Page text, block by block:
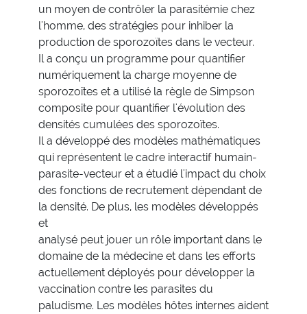
un moyen de contrôler la parasitémie chez
l'homme, des stratégies pour inhiber la
production de sporozoïtes dans le vecteur.
Il a conçu un programme pour quantifier
numériquement la charge moyenne de
sporozoïtes et a utilisé la règle de Simpson
composite pour quantifier l'évolution des
densités cumulées des sporozoïtes.
Il a développé des modèles mathématiques
qui représentent le cadre interactif humain-
parasite-vecteur et a étudié l'impact du choix
des fonctions de recrutement dépendant de
la densité. De plus, les modèles développés
et
analysé peut jouer un rôle important dans le
domaine de la médecine et dans les efforts
actuellement déployés pour développer la
vaccination contre les parasites du
paludisme. Les modèles hôtes internes aident